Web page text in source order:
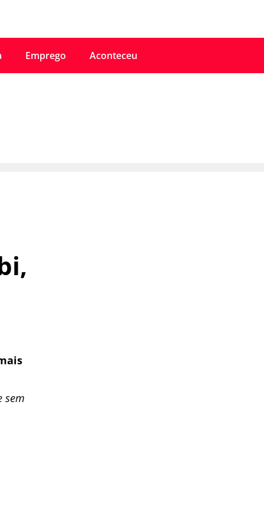
Emprego Aconteceu
sem